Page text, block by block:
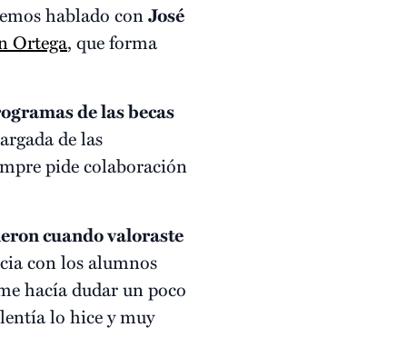
hablado conJosé
Ortega, que forma
de las becas
de las
pide colaboración
cuando valoraste
con los alumnos
hacía dudar un poco
lo hice y muy